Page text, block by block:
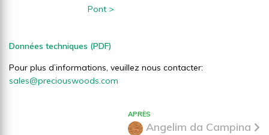
Pont >
Données techniques (PDF)
Pour plus d’informations, veuillez nous contacter:
sales@preciouswoods.com
APRÈS
Angelim da Campina